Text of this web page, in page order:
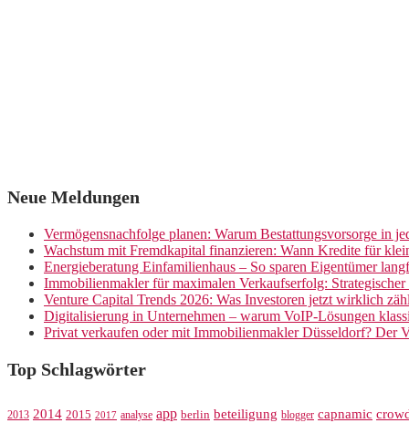
Neue Meldungen
Vermögensnachfolge planen: Warum Bestattungsvorsorge in
Wachstum mit Fremdkapital finanzieren: Wann Kredite für
Energieberatung Einfamilienhaus – So sparen Eigentümer
Immobilienmakler für maximalen Verkaufserfolg:
Venture Capital Trends 2026: Was Investoren jetzt wirklich
Digitalisierung in Unternehmen – warum VoIP-Lösungen
Privat verkaufen oder mit Immobilienmakler Düsseldorf? Der
Top Schlagwörter
2013 2014 2015 2017 analyse app berlin beteiligung blogger capnamic